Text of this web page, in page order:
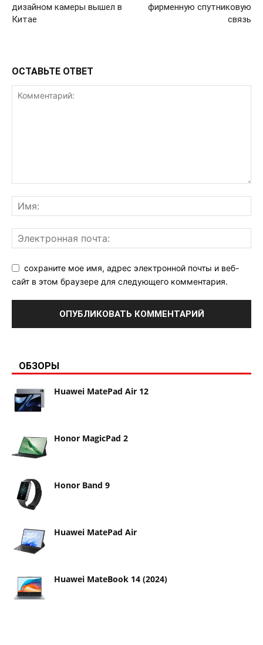
дизайном камеры вышел в
Китае
фирменную спутниковую
связь
ОСТАВЬТЕ ОТВЕТ
сохраните мое имя, адрес электронной почты и веб-
сайт в этом браузере для следующего комментария.
ОБЗОРЫ
Huawei MatePad Air 12
Honor MagicPad 2
Honor Band 9
Huawei MatePad Air
Huawei MateBook 14 (2024)